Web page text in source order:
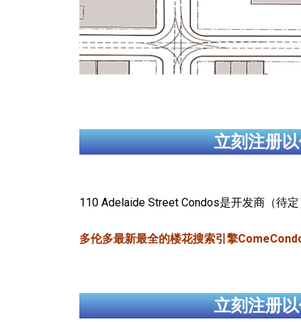
立刻注册
110 Adelaide Street Condos是开发商（待
多伦多最新最全的楼花搜索引擎
立刻注册